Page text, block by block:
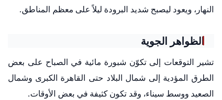
النهار، ويعود ليصبح شديد البرودة ليلاً على معظم المناطق.
الظواهر الجوية
تشير التوقعات إلى تكوّن شبورة مائية في الصباح على بعض
الطرق المؤدية إلى شمال البلاد حتى القاهرة الكبرى وشمال
الصعيد ووسط سيناء، وقد تكون كثيفة في بعض الأوقات.